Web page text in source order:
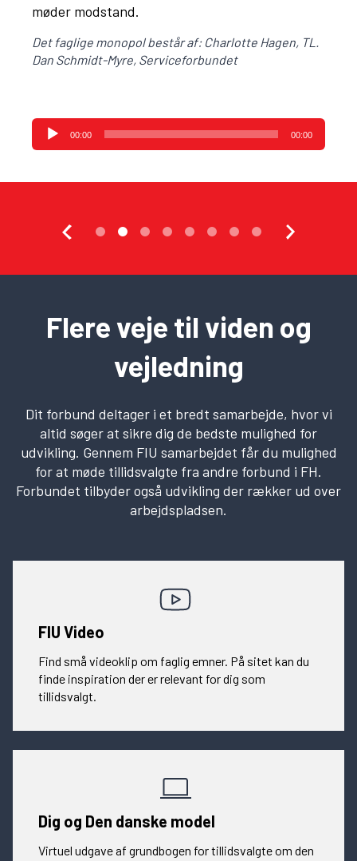
møder modstand.
Det faglige monopol består af: Charlotte Hagen, TL.
Dan Schmidt-Myre, Serviceforbundet
00:00 00:00
Flere veje til viden og
vejledning
Dit forbund deltager i et bredt samarbejde, hvor vi
altid søger at sikre dig de bedste mulighed for
udvikling. Gennem FIU samarbejdet får du mulighed
for at møde tillidsvalgte fra andre forbund i FH.
Forbundet tilbyder også udvikling der rækker ud over
arbejdspladsen.
FIU Video
Find små videoklip om faglig emner. På sitet kan du
finde inspiration der er relevant for dig som
tillidsvalgt.
Dig og Den danske model
Virtuel udgave af grundbogen for tillidsvalgte om den